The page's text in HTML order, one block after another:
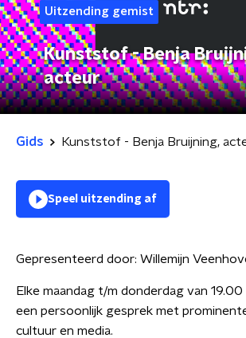
Uitzending gemist
Kunststof - Benja
acteur
Gids Kunststof - Benja Bruijning,
Speel uitzending af
Gepresenteerd door: Willemijn
Elke maandag t/m donderdag van
een persoonlijk gesprek met
cultuur en media.